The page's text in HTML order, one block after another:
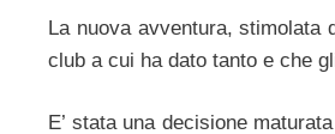
La nuova avventura, stimolata
club a cui ha dato tanto e che
E’ stata una decisione